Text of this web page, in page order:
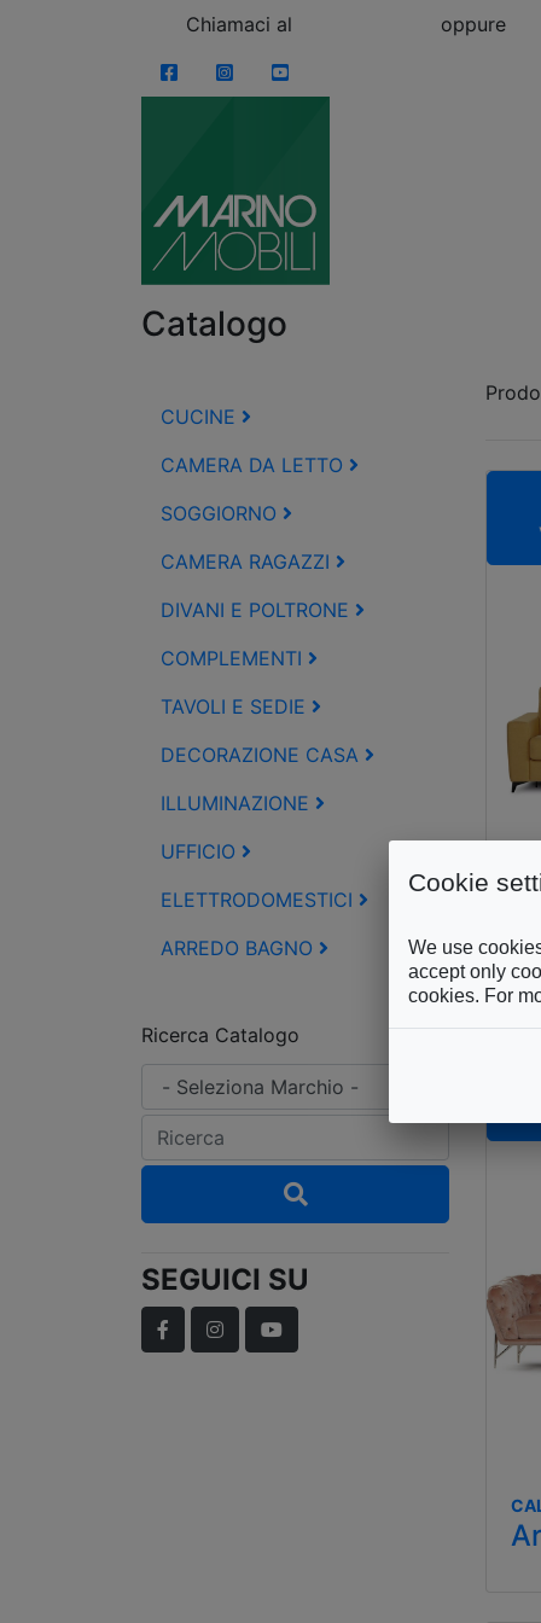
Chiamaci al oppure
FacebookInstagramYouTube
Catalogo
CUCINE
CAMERA DA LETTO
SOGGIORNO
CAMERA RAGAZZI
DIVANI E POLTRONE
COMPLEMENTI
TAVOLI E SEDIE
DECORAZIONE CASA
ILLUMINAZIONE
UFFICIO
ELETTRODOMESTICI
ARREDO BAGNO
Ricerca Catalogo
SEGUICI SU
FacebookInstagramYouTube
Cookie
We use
accept only
cookies. For